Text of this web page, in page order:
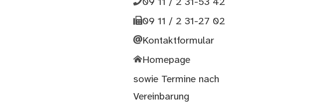
09 11 / 2 31-53 42
09 11 / 2 31-27 02
Kontaktformular
Homepage
sowie Termine nach
Vereinbarung